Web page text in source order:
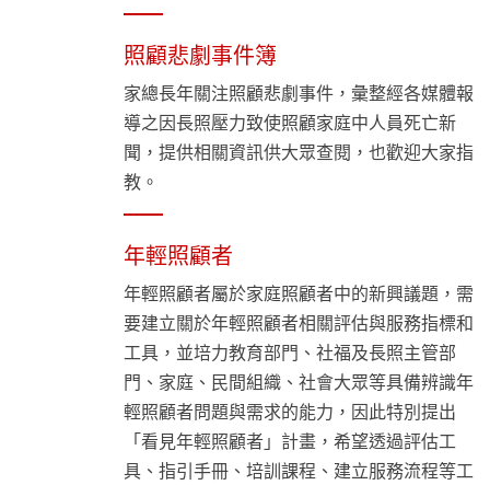
照顧悲劇事件簿
家總長年關注照顧悲劇事件，彙整經各媒體報
導之因長照壓力致使照顧家庭中人員死亡新
聞，提供相關資訊供大眾查閱，也歡迎大家指
教。
年輕照顧者
年輕照顧者屬於家庭照顧者中的新興議題，需
要建立關於年輕照顧者相關評估與服務指標和
工具，並培力教育部門、社福及長照主管部
門、家庭、民間組織、社會大眾等具備辨識年
輕照顧者問題與需求的能力，因此特別提出
「看見年輕照顧者」計畫，希望透過評估工
具、指引手冊、培訓課程、建立服務流程等工